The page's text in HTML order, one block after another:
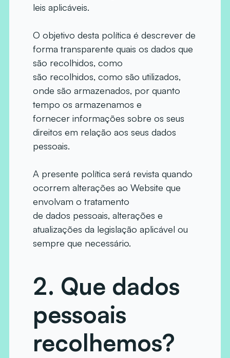
leis aplicáveis.
O objetivo desta política é descrever de
forma transparente quais os dados que
são recolhidos, como
são recolhidos, como são utilizados,
onde são armazenados, por quanto
tempo os armazenamos e
fornecer informações sobre os seus
direitos em relação aos seus dados
pessoais.
A presente política será revista quando
ocorrem alterações ao Website que
envolvam o tratamento
de dados pessoais, alterações e
atualizações da legislação aplicável ou
sempre que necessário.
2. Que dados
pessoais
recolhemos?